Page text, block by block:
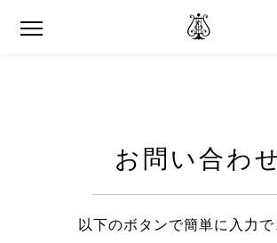
お問い合わ
以下のボタンで簡単に入力